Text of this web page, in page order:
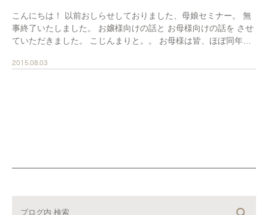
こんにちは！ 以前おしらせしておりました、母娘セミナー。 無
事終了いたしました。 お嬢様向けの話と お母様向けの話を させ
ていただきました。 こじんまりと。。 お母様は皆、ほぼ同年代
2015.08.03